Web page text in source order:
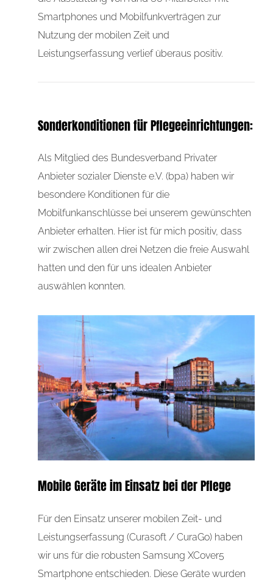
Smartphones und Mobilfunkverträgen zur
Nutzung der mobilen Zeit und
Leistungserfassung verlief überaus positiv.
Sonderkonditionen für Pflegeeinrichtungen:
Als Mitglied des Bundesverband Privater
Anbieter sozialer Dienste e.V. (bpa) haben wir
besondere Konditionen für die
Mobilfunkanschlüsse bei unserem gewünschten
Anbieter erhalten. Hier ist für mich positiv, dass
wir zwischen allen drei Netzen die freie Auswahl
hatten und den für uns idealen Anbieter
auswählen konnten.
Mobile Geräte im Einsatz bei der Pflege
Für den Einsatz unserer mobilen Zeit- und
Leistungserfassung (Curasoft / CuraGo) haben
wir uns für die robusten Samsung XCover5
Smartphone entschieden. Diese Geräte wurden